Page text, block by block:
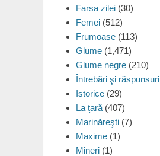
Farsa zilei (30)
Femei (512)
Frumoase (113)
Glume (1,471)
Glume negre (210)
Întrebări şi răspunsuri
Istorice (29)
La ţară (407)
Marinăreşti (7)
Maxime (1)
Mineri (1)